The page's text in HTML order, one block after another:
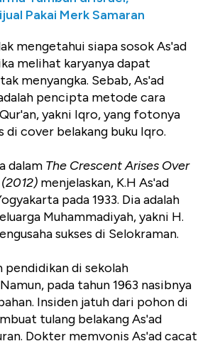
Pakai Merk Samaran
mengetahui siapa sosok As'ad
melihat karyanya dapat
menyangka. Sebab, As'ad
pencipta metode cara
yakni Iqro, yang fotonya
di cover belakang buku Iqro.
dalam The Crescent Arises Over
menjelaskan, K.H As'ad
pada 1933. Dia adalah
Muhammadiyah, yakni H.
sukses di Selokraman.
pendidikan di sekolah
pada tahun 1963 nasibnya
Insiden jatuh dari pohon di
tulang belakang As'ad
Dokter memvonis As'ad cacat